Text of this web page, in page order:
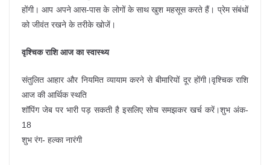
होंगी। आप अपने आस-पास के लोगों के साथ खुश महसूस करते हैं। प्रेम संबंधों
को जीवंत रखने के तरीके खोजें।
वृश्चिक राशि आज का स्वास्थ्य
संतुलित आहार और नियमित व्यायाम करने से बीमारियों दूर होंगी।वृश्चिक राशि
आज की आर्थिक स्थति
शॉपिंग जेब पर भारी पड़ सकती है इसलिए सोच समझकर खर्च करें।शुभ अंक-
18
शुभ रंग- हल्का नारंगी